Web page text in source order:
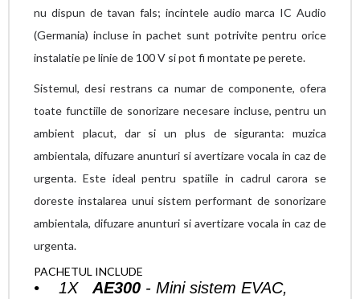
nu dispun de tavan fals; incintele audio marca IC Audio
(Germania) incluse in pachet sunt potrivite pentru orice
instalatie pe linie de 100 V si pot fi montate pe perete.
Sistemul, desi restrans ca numar de componente, ofera
toate functiile de sonorizare necesare incluse, pentru un
ambient placut, dar si un plus de siguranta: muzica
ambientala, difuzare anunturi si avertizare vocala in caz de
urgenta. Este ideal pentru spatiile in cadrul carora se
doreste instalarea unui sistem performant de sonorizare
ambientala, difuzare anunturi si avertizare vocala in caz de
urgenta.
PACHETUL INCLUDE
• 1X AE300 - Mini sistem EVAC,